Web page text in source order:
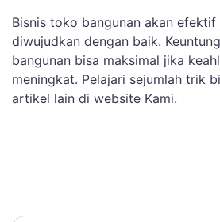
Bisnis toko bangunan akan
diwujudkan dengan baik.
bangunan bisa maksimal jika
meningkat. Pelajari sejumlah trik
artikel lain di website Kami.